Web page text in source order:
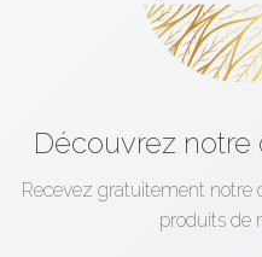
Découvrez
Recevez gratuitement notre
produits de